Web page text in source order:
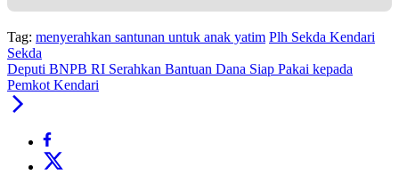
Tag: menyerahkan santunan untuk anak yatim Plh Sekda Kendari
Sekda
Deputi BNPB RI Serahkan Bantuan Dana Siap Pakai kepada
Pemkot Kendari